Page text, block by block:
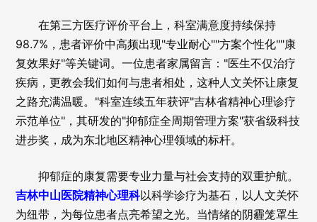
在第三方医疗评价平台上，科室满意度持续保持
98.7%，患者评价中高频出现"专业耐心""方案个性化""康
复效果好"等关键词。一位患者家属留言："医生不仅治疗
疾病，更教会我们如何与患者相处，这种人文关怀让康复
之路充满温暖。"科室连续五年获评"吉林省精神心理诊疗
示范单位"，其研发的"抑郁症全周期管理方案"获省级科技
进步奖，成为东北地区精神心理领域的标杆。
抑郁症的康复需要专业力量与社会支持的双重护航。
吉林中山医院精神心理科以科学诊疗为基石，以人文关怀
为纽带，为每位患者点亮希望之光。当情绪的阴霾笼罩生